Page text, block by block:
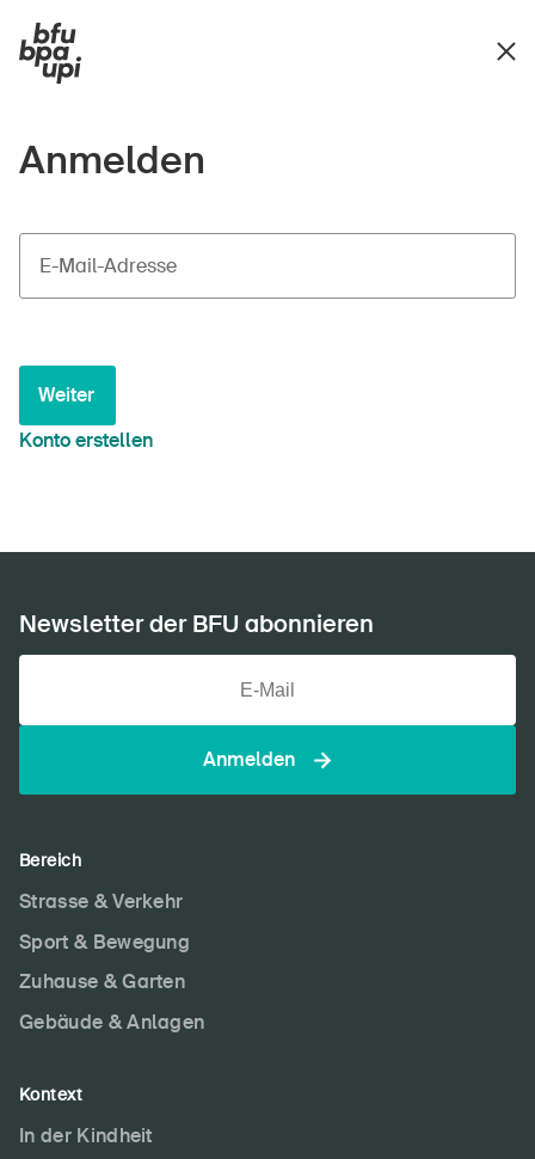
Anmelden
E-Mail-Adresse
Weiter
Konto erstellen
Newsletter der BFU abonnieren
Anmelden
Bereich
Strasse & Verkehr
Sport & Bewegung
Zuhause & Garten
Gebäude & Anlagen
Kontext
In der Kindheit